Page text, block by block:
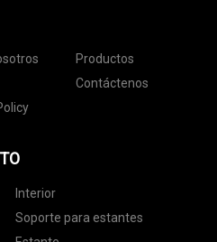
Productos
Contáctenos
Interior
Soporte para estantes